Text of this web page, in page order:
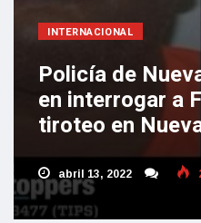
INTERNACIONAL
Policía de
en interrogar a
tiroteo en
abril 13, 2022